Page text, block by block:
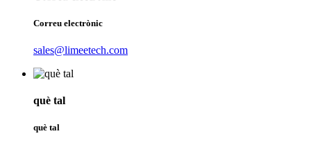
sales@limeetech.com
què tal
què tal
+8618138727839